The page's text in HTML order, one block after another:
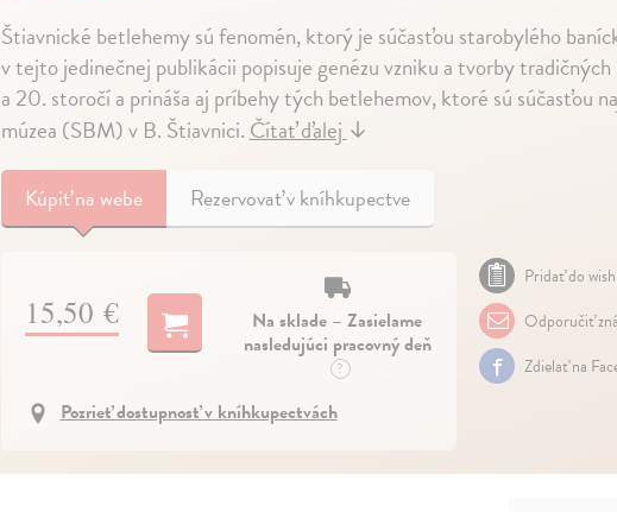
Štiavnické betlehemy sú fenomén, ktorý je súčasťou starobylého
v tejto jedinečnej publikácii popisuje genézu vzniku a tvorby
a 20. storočí a prináša aj príbehy tých betlehemov, ktoré sú súčasťou
múzea (SBM) v B. Štiavnici.Čítať ďalej↓
Kúpiťna webe Rezervovať v kníhkupectve
15,50 €
Na sklade – Zasielame
nasledujúci pracovný deň
?
Pozrieť dostupnosť v kníhkupectvách
Pridať do
Odporučiť
Zdielať na